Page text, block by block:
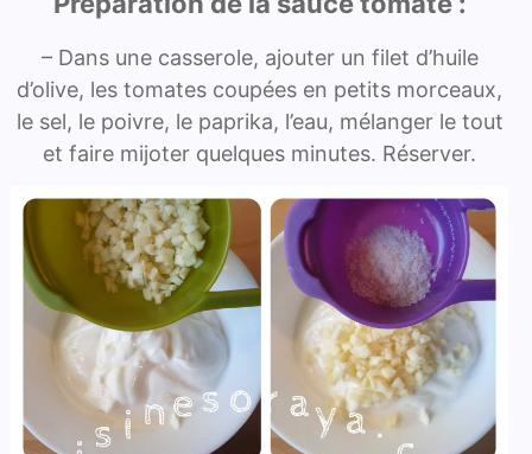
– Dans une casserole, ajouter un filet d’huile
d’olive, les tomates coupées en petits morceaux,
le sel, le poivre, le paprika, l’eau, mélanger le tout
et faire mijoter quelques minutes. Réserver.